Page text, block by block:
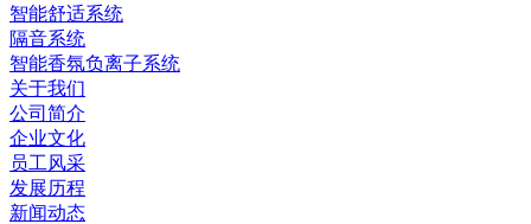
智能舒适系统
隔音系统
智能香氛负离子系统
关于我们
公司简介
企业文化
员工风采
发展历程
新闻动态